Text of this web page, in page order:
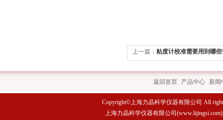
上一篇： 粘度计校准需要用到哪
返回首页 产品中心 新闻
Copyright©上海力晶科学仪器有限公司 All
上海力晶科学仪器有限公司